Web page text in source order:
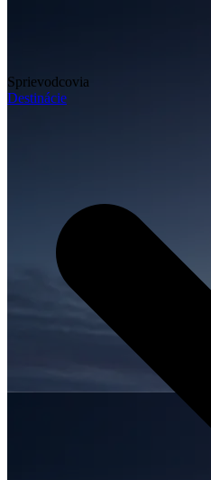
Sprievodcovia
Destinácie